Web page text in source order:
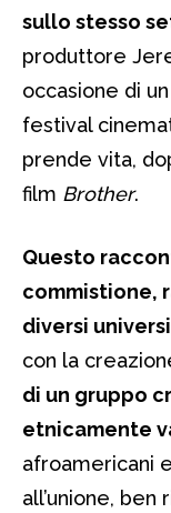
sullo stesso
produttore
occasione di
festival
prende vita,
film Brother.
Questo
commistione,
diversi
con la
di un gruppo
etnicamente
afroamericani
all’unione, ben